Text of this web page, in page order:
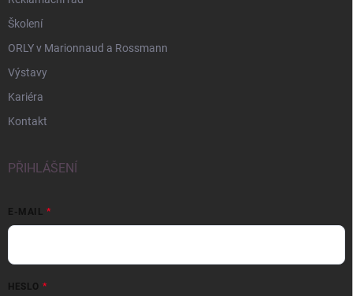
Školení
ORLY v Marionnaud a Rossmann
Výstavy
Kariéra
Kontakt
PŘIHLÁŠENÍ
E-MAIL
HESLO